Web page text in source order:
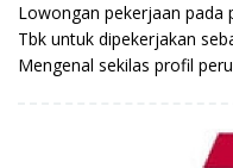
Lowongan pekerjaan pada
Tbk untuk dipekerjakan
Mengenal sekilas profil